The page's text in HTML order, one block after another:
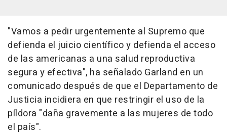
"Vamos a pedir urgentemente al Supremo que
defienda el juicio científico y defienda el acceso
de las americanas a una salud reproductiva
segura y efectiva", ha señalado Garland en un
comunicado después de que el Departamento de
Justicia incidiera en que restringir el uso de la
píldora "daña gravemente a las mujeres de todo
el país".